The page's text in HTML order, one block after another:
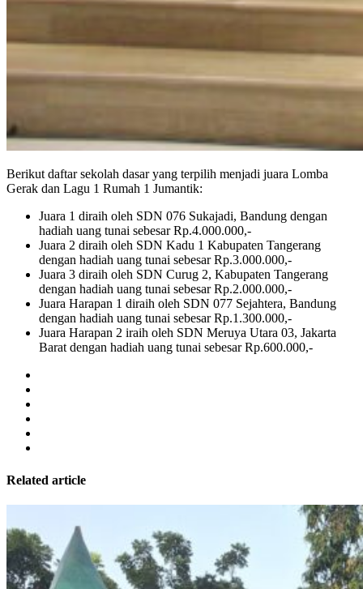
Berikut daftar sekolah dasar yang terpilih menjadi juara Lomba
Gerak dan Lagu 1 Rumah 1 Jumantik:
Juara 1 diraih oleh SDN 076 Sukajadi, Bandung dengan
hadiah uang tunai sebesar Rp.4.000.000,-
Juara 2 diraih oleh SDN Kadu 1 Kabupaten Tangerang
dengan hadiah uang tunai sebesar Rp.3.000.000,-
Juara 3 diraih oleh SDN Curug 2, Kabupaten Tangerang
dengan hadiah uang tunai sebesar Rp.2.000.000,-
Juara Harapan 1 diraih oleh SDN 077 Sejahtera, Bandung
dengan hadiah uang tunai sebesar Rp.1.300.000,-
Juara Harapan 2 iraih oleh SDN Meruya Utara 03, Jakarta
Barat dengan hadiah uang tunai sebesar Rp.600.000,-
Related article